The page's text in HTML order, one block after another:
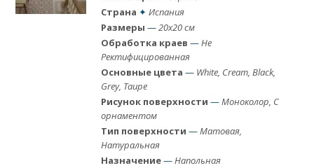
Страна ✦ Испания
Размеры —20x20 см
Обработка краев —Не
Ректифицированная
Основные цвета — White, Cream, Black,
Grey, Taupe
Рисунок поверхности —Моноколор, С
орнаментом
Тип поверхности —Матовая,
Натуральная
Назначение—Напольная